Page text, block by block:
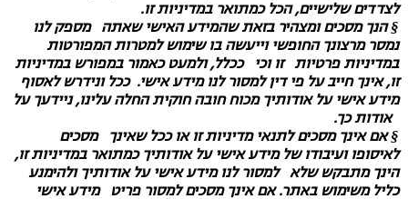
לצדדים שלישיים, הכל כמתואר במדיניות זו.
§ הנך מסכים ומצהיר בזאת שהמידע האישי שאתה מספק לנו
נמסר מרצונך החופשי וייעשה בו שימוש למטרות המפורטות
במדיניות פרטיות זו וכי ככלל, ולמעט כאמור במפורש במדיניות
זו, אינך חייב על פי דין למסור לנו מידע אישי. ככל ונידרש לאסוף
מידע אישי על אודותיך מכוח חובה חוקית החלה עלינו, ניידעך על
אודות כך.
§ אם אינך מסכים לתנאי מדיניות זו או ככל שאינך מסכים
לאיסופו ועיבודו של מידע אישי על אודותיך כמתואר במדיניות זו,
הינך מתבקש שלא למסור לנו מידע אישי על אודותיך ולהימנע
כליל משימוש באתר. אם אינך מסכים למסור פריט מידע אישי